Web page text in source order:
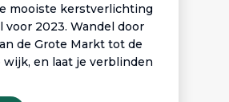
mooiste kerstverlichting
voor 2023. Wandel door
de Grote Markt tot de
wijk, en laat je verblinden